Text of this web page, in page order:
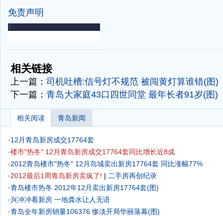
免责声明
-
相关链接
上一篇： 司机吐槽:信号灯不规范 被闯黄灯算谁错(图)
下一篇： 青岛大家庭43口四世同堂 最年长者91岁(图)
相关阅读 青岛新闻
·12月青岛新房成交17764套
·楼市"热冬" 12月青岛新房成交17764套同比增长近8成
·2012青岛楼市"热冬" 12月岛城卖出新房17764套 同比涨幅77%
·2012最后1周青岛新房卖疯了! | 二手房再创纪录
·青岛楼市热冬 2012年12月卖出新房17764套(图)
·兴冲冲看新房 一地粪水让人无语
·青岛全年新房销量106376 惨淡开局华丽落幕(图)